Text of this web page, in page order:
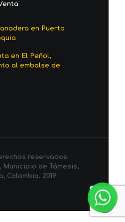
en Puerto
en El Peñol,
al embalse de
reservados.
Municipio de Támesis,
Colombia. 2019